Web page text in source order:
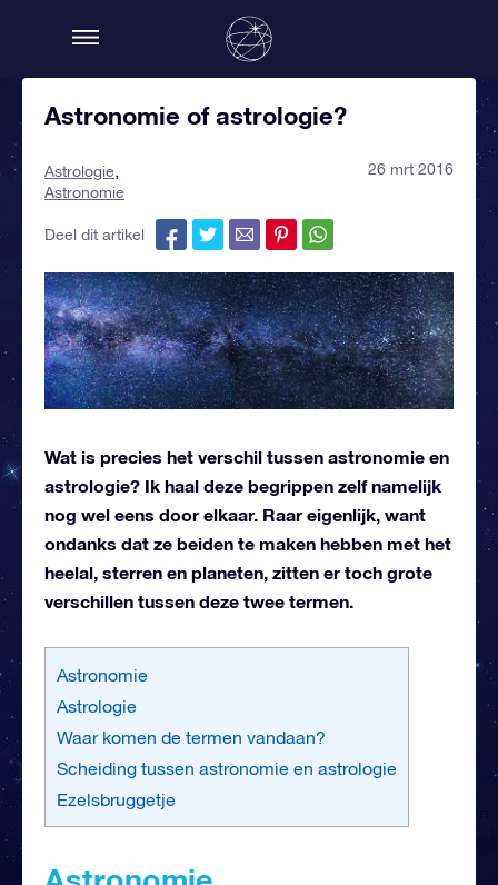
Astronomie of astrologie?
Astrologie
Astronomie
26 mrt 2016
Deel dit artikel
Wat is precies het verschil tussen astronomie en
astrologie? Ik haal deze begrippen zelf namelijk
nog wel eens door elkaar. Raar eigenlijk, want
ondanks dat ze beiden te maken hebben met het
heelal, sterren en planeten, zitten er toch grote
verschillen tussen deze twee termen.
Astronomie
Astrologie
Waar komen de termen vandaan?
Scheiding tussen astronomie en astrologie
Ezelsbruggetje